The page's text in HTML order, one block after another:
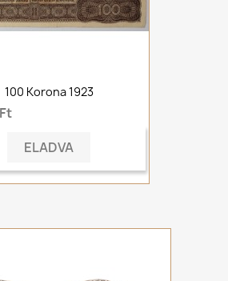
100 Korona 1923
ELADVA